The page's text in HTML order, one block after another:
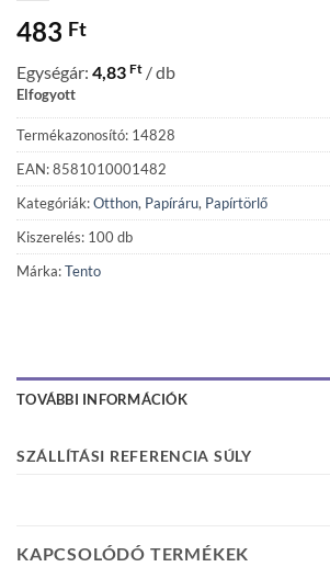
483 Ft
Egységár: 4,83 Ft / db
Elfogyott
Termékazonosító: 14828
EAN: 8581010001482
Kategóriák:Otthon, Papíráru, Papírtörlő
Kiszerelés: 100 db
Márka:Tento
TOVÁBBI INFORMÁCIÓK
SZÁLLÍTÁSI REFERENCIA SÚLY
KAPCSOLÓDÓ TERMÉKEK